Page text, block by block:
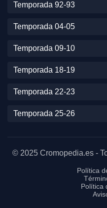
Temporada 92-93
Temporada 04-05
Temporada 09-10
Temporada 18-19
Temporada 22-23
Temporada 25-26
© 2025 Cromopedia.es -
Política
Política